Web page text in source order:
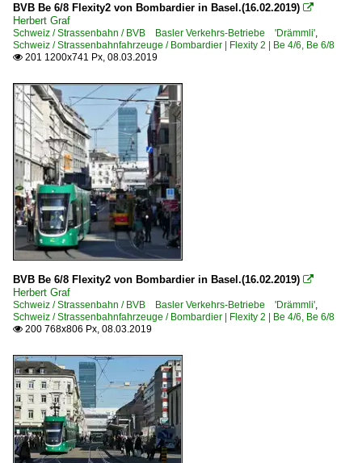
BVB Be 6/8 Flexity2 von Bombardier in Basel.(16.02.2019) 
Herbert Graf
Schweiz / Strassenbahn / BVB Basler Verkehrs-Betriebe 'Drämmli',
Schweiz / Strassenbahnfahrzeuge / Bombardier | Flexity 2 | Be 4/6, Be 6/8
 201 1200x741 Px, 08.03.2019
BVB Be 6/8 Flexity2 von Bombardier in Basel.(16.02.2019) 
Herbert Graf
Schweiz / Strassenbahn / BVB Basler Verkehrs-Betriebe 'Drämmli',
Schweiz / Strassenbahnfahrzeuge / Bombardier | Flexity 2 | Be 4/6, Be 6/8
 200 768x806 Px, 08.03.2019